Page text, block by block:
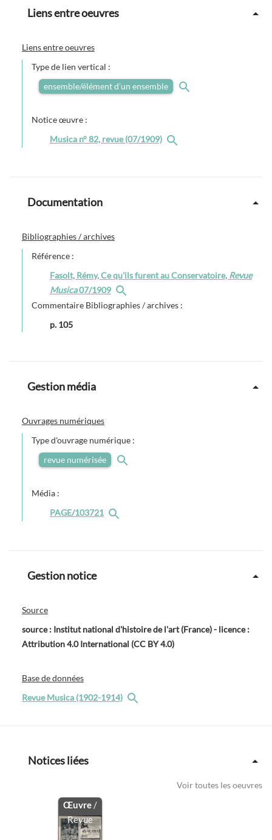
Liens entre oeuvres
Liens entre oeuvres
Type de lien vertical :
ensemble/élément d’un ensemble
Notice œuvre :
Musica n° 82, revue (07/1909)
Documentation
Bibliographies / archives
Référence :
Fasolt, Rémy, Ce qu'ils furent au Conservatoire, Revue
Musica07/1909
Commentaire Bibliographies / archives :
p. 105
Gestion média
Ouvrages numériques
Type d'ouvrage numérique :
revue numérisée
Média :
PAGE/103721
Gestion notice
Source
source : Institut national d'histoire de l'art (France) - licence :
Attribution 4.0 International (CC BY 4.0)
Base de données
Revue Musica (1902-1914)
Notices liées
Voir toutes les oeuvres
Œuvre /
Revue